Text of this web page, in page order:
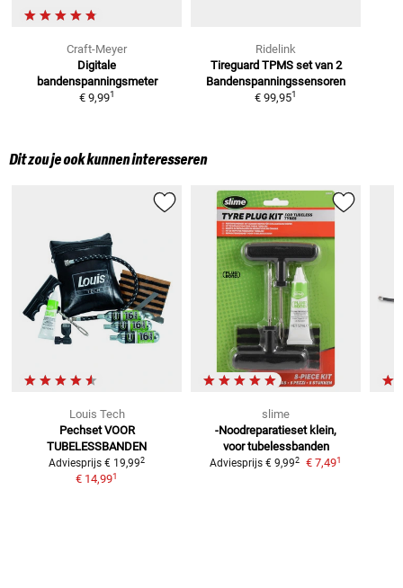
Craft-Meyer
Digitale
bandenspanningsmeter
€ 9,991
Ridelink
Tireguard TPMS set van 2
Bandenspanningssensoren
€ 99,951
Dit zou je ook kunnen interesseren
Louis Tech
Pechset VOOR
TUBELESSBANDEN
Adviesprijs € 19,992
€ 14,991
slime
-Noodreparatieset klein,
voor tubelessbanden
Adviesprijs € 9,992 € 7,491